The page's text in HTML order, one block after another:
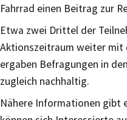
Fahrrad einen Beitrag zur
Etwa zwei Drittel der
Aktionszeitraum weiter mit
ergaben Befragungen in
zugleich nachhaltig.
Nähere Informationen gibt